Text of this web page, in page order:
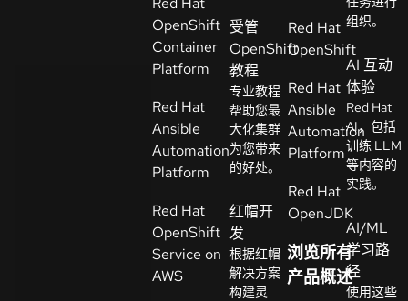
开
发
人
员
开
始
试
联
系
人
选
OpenShift
Container
Platform
Red Hat
Ansible
Automation
Platform
Red Hat
OpenShift
Service on
AWS
受管
OpenShift
教程
专业教程
帮助您最
大化集群
为您带来
的好处。
红帽开
发
根据红帽
解决方案
构建灵
Red Hat
OpenShift
Red Hat
Ansible
Automation
Platform
Red Hat
OpenJDK
浏览所有
产品概述
组织。
AI 互动
体验
Red Hat
AI，包括
训练 LLM
等内容的
实践。
AI/ML
学习路
径
使用这些